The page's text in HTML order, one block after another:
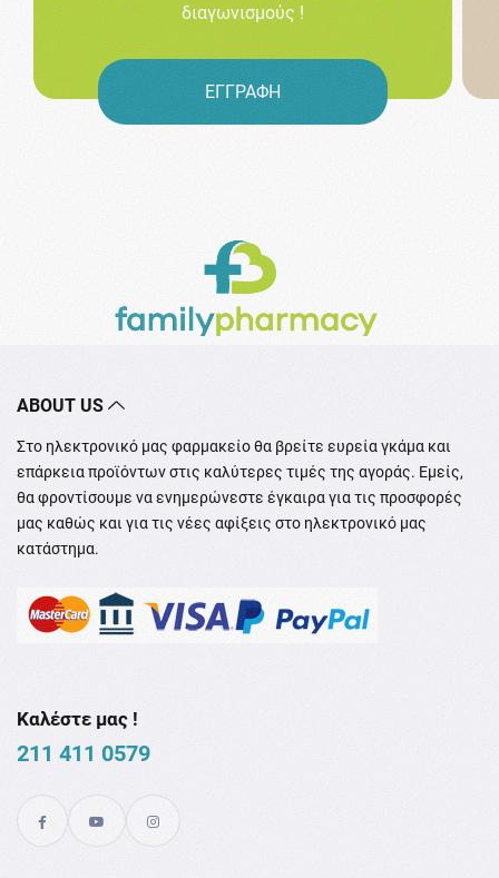
διαγωνισμούς !
ΕΓΓΡΑΦΗ
ABOUT US
Στο ηλεκτρονικό μας φαρμακείο θα βρείτε ευρεία γκάμα και
επάρκεια προϊόντων στις καλύτερες τιμές της αγοράς. Εμείς,
θα φροντίσουμε να ενημερώνεστε έγκαιρα για τις προσφορές
μας καθώς και για τις νέες αφίξεις στο ηλεκτρονικό μας
κατάστημα.
Καλέστε μας !
211 411 0579